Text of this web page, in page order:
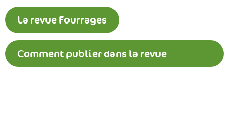
La revue Fourrages
Comment publier dans la revue